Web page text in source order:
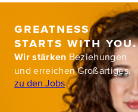
Greatness
starts with you.
Wir stärken Beziehungen
und erreichen Großartiges.
zu den Jobs